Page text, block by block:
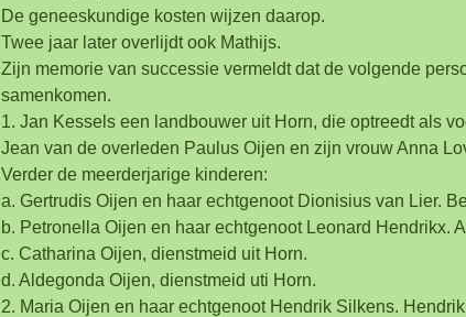
De geneeskundige kosten wijzen daarop.
Twee jaar later overlijdt ook Mathijs.
Zijn memorie van successie vermeldt dat de volgende
samenkomen.
1. Jan Kessels een landbouwer uit Horn, die optreedt als
Jean van de overleden Paulus Oijen en zijn vrouw Anna
Verder de meerderjarige kinderen:
a. Gertrudis Oijen en haar echtgenoot Dionisius van Lier.
b. Petronella Oijen en haar echtgenoot Leonard Hendrikx.
c. Catharina Oijen, dienstmeid uit Horn.
d. Aldegonda Oijen, dienstmeid uti Horn.
2. Maria Oijen en haar echtgenoot Hendrik Silkens.